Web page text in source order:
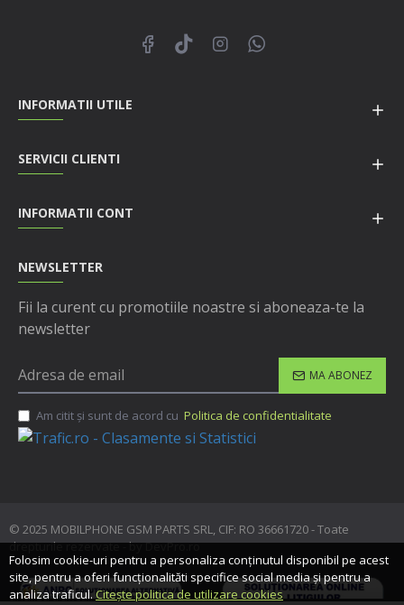
INFORMATII UTILE
SERVICII CLIENTI
INFORMATII CONT
NEWSLETTER
Fii la curent cu promotiile noastre si aboneaza-te la
newsletter
MA ABONEZ
Am citit şi sunt de acord cu Politica de confidentialitate
© 2025 MOBILPHONE GSM PARTS SRL, CIF: RO 36661720 - Toate
drepturile rezervate - by DevPro.ro
Folosim cookie-uri pentru a personaliza conținutul disponibil pe acest
site, pentru a oferi funcționalităti specifice social media și pentru a
analiza traficul.Citește politica de utilizare cookies